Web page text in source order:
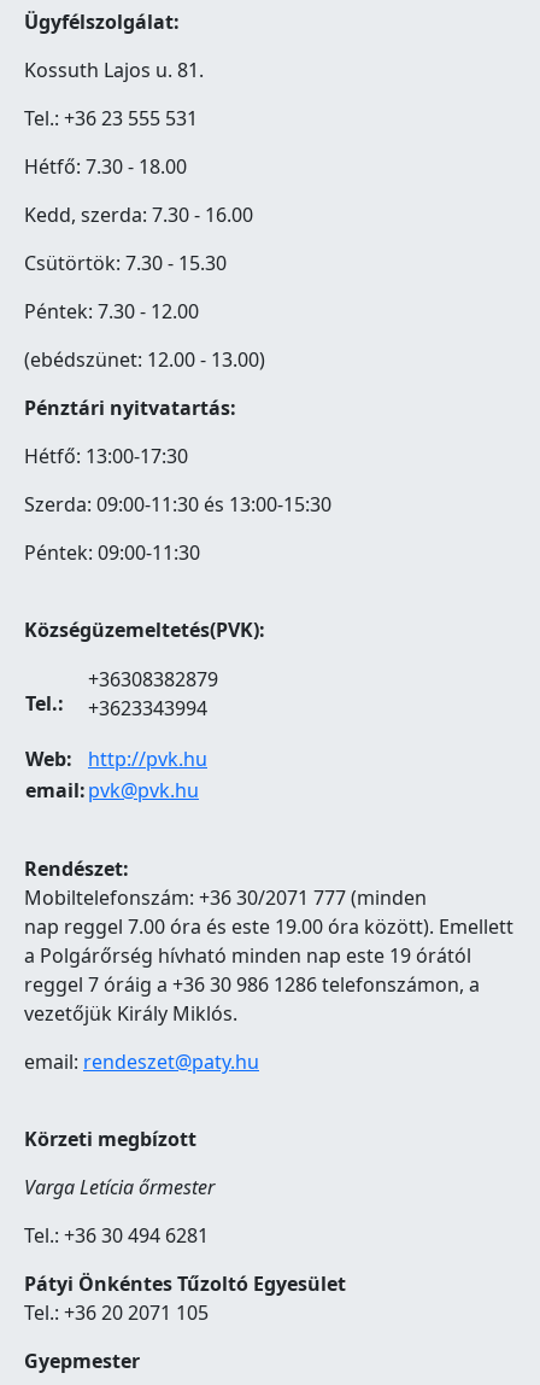
Ügyfélszolgálat:
Kossuth Lajos u. 81.
Tel.: +36 23 555 531
Hétfő: 7.30 - 18.00
Kedd, szerda: 7.30 - 16.00
Csütörtök: 7.30 - 15.30
Péntek: 7.30 - 12.00
(ebédszünet: 12.00 - 13.00)
Pénztári nyitvatartás:
Hétfő: 13:00-17:30
Szerda: 09:00-11:30 és 13:00-15:30
Péntek: 09:00-11:30
Községüzemeltetés(PVK):
Tel.:
+36308382879
+3623343994
Web:
http://pvk.hu
email:pvk@pvk.hu
Rendészet:
Mobiltelefonszám: +36 30/2071 777 (minden
nap reggel 7.00 óra és este 19.00 óra között). Emellett
a Polgárőrség hívható minden nap este 19 órától
reggel 7 óráig a +36 30 986 1286 telefonszámon, a
vezetőjük Király Miklós.
email: rendeszet@paty.hu
Körzeti megbízott
Varga Letícia őrmester
Tel.: +36 30 494 6281
Pátyi Önkéntes Tűzoltó Egyesület
Tel.: +36 20 2071 105
Gyepmester